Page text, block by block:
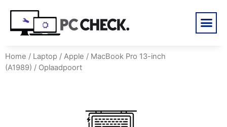
Home / Laptop / Apple / MacBook Pro 13-inch
(A1989) / Oplaadpoort